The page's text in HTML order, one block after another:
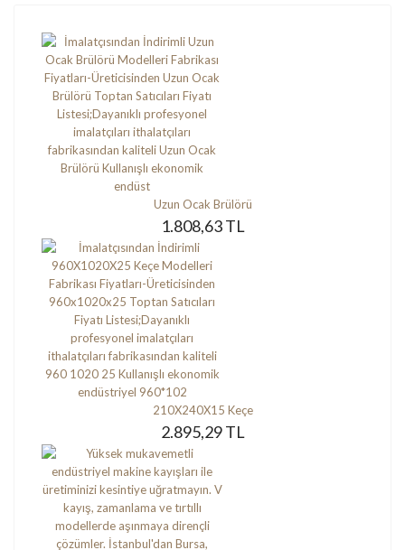
Uzun Ocak Brülörü
1.808,63 TL
210X240X15 Keçe
2.895,29 TL